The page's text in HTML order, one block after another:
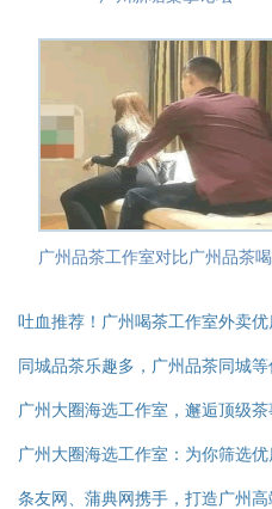
吐血推荐！广州喝茶工作室外卖
同城品茶乐趣多，广州品茶同城
广州大圈海选工作室，邂逅顶级
广州大圈海选工作室：为你筛选
条友网、蒲典网携手，打造广州